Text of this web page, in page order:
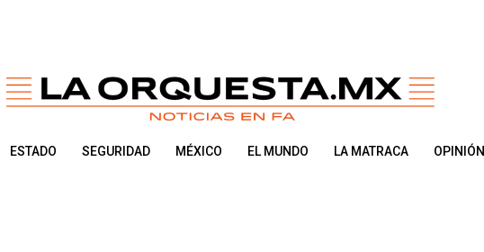
ESTADO SEGURIDAD MÉXICO EL MUNDO LA MATRACA OPINIÓN